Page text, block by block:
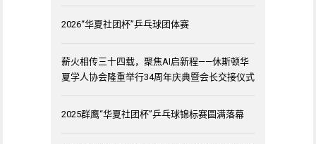
2026“华夏社团杯”乒乓球团体赛
薪火相传三十四载，聚焦AI启新程——休斯顿华
夏学人协会隆重举行34周年庆典暨会长交接仪式
2025群鹰“华夏社团杯”乒乓球锦标赛圆满落幕